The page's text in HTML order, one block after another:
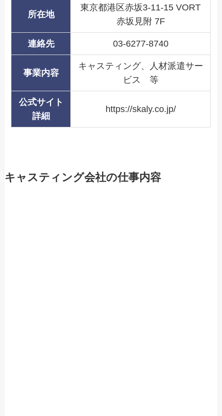
所在地
東京都港区赤坂3-11-15 VORT
赤坂見附 7F
連絡先 03-6277-8740
事業内容
キャスティング、人材派遣サー
ビス 等
公式サイト
詳細
https://skaly.co.jp/
キャスティング会社の仕事内容